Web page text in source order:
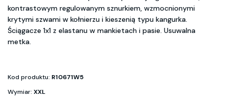
kontrastowym regulowanym sznurkiem, wzmocnionymi
krytymi szwami w kołnierzu i kieszenią typu kangurka.
Ściągacze 1x1 z elastanu w mankietach i pasie. Usuwalna
metka.
Kod produktu: R10671W5
Wymiar: XXL